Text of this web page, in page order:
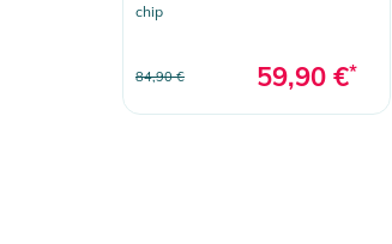
chip
84,90 € 59,90 €*